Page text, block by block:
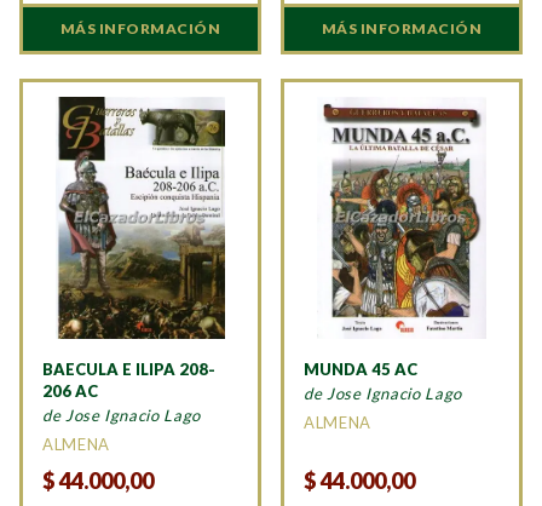
MÁS INFORMACIÓN MÁS INFORMACIÓN
BAECULA E ILIPA 208-
206 AC
de Jose Ignacio Lago
ALMENA
$44.000,00
MUNDA 45 AC
de Jose Ignacio Lago
ALMENA
$44.000,00